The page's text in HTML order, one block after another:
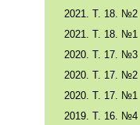
2021. Т. 18. №2
2021. Т. 18. №1
2020. Т. 17. №3
2020. Т. 17. №2
2020. Т. 17. №1
2019. Т. 16. №4